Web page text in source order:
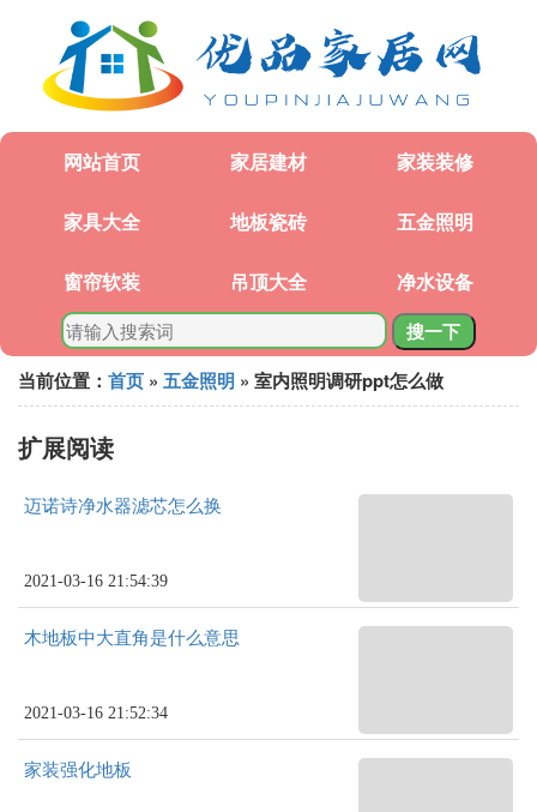
网站首页 家居建材 家装装修
家具大全 地板瓷砖 五金照明
窗帘软装 吊顶大全 净水设备
搜一下
当前位置： 首页 » 五金照明 » 室内照明调研ppt怎么做
扩展阅读
迈诺诗净水器滤芯怎么换
2021-03-16 21:54:39
木地板中大直角是什么意思
2021-03-16 21:52:34
家装强化地板